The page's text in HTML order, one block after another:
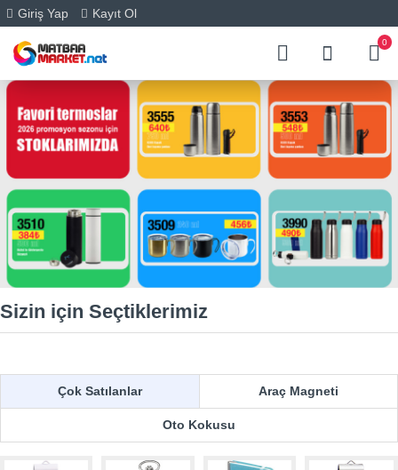
Giriş Yap Kayıt Ol
0
Sizin için Seçtiklerimiz
Çok Satılanlar Araç Magneti
Oto Kokusu